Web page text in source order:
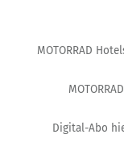
MOTORRAD
Digital-Abo